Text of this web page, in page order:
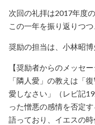
次回の礼拝は2017年度
この一年を振り返りつ
奨励の担当は、小林昭
【奨励者からのメッセ
「隣人愛」の教えは「
愛しなさい」（レビ記
った憎悪の感情を否定
語っており、イエスの